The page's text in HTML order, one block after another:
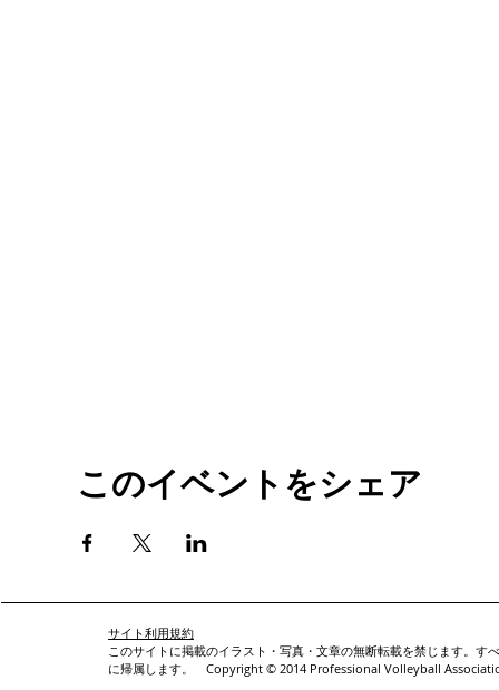
このイベントをシェア
サイト利用規約
このサイトに掲載のイラスト・写真・文章の無断転載を禁じます。
に帰属します。 Copyright © 2014 Professional Volleyball